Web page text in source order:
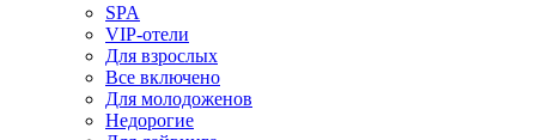
SPA
VIP-отели
Для взрослых
Все включено
Для молодоженов
Недорогие